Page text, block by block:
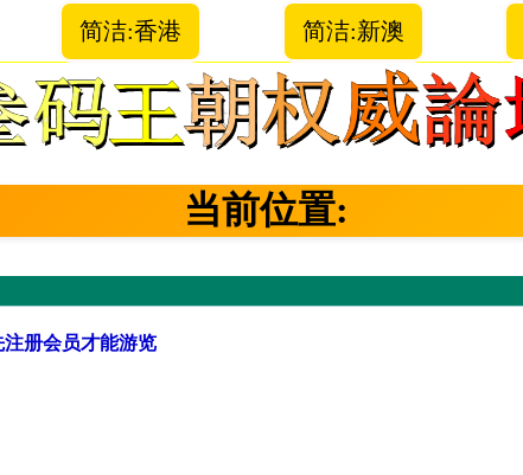
简洁:香港 简洁:新澳
当前位置:
册会员才能游览